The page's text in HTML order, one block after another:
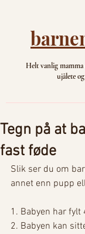
Helt vanlig
ujålete
Tegn på at
fast føde
Slik ser du om
annet enn pupp
1. Babyen har fylt
2. Babyen kan